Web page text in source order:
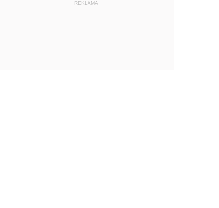
REKLAMA